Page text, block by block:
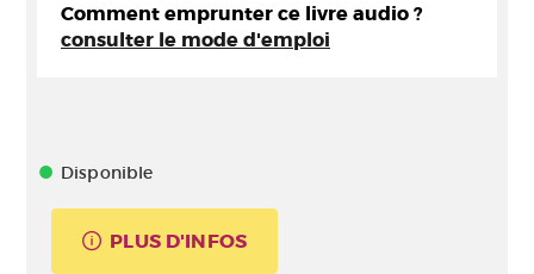
Comment emprunter ce livre audio ?
consulter le mode d'emploi
Disponible
PLUS D'INFOS